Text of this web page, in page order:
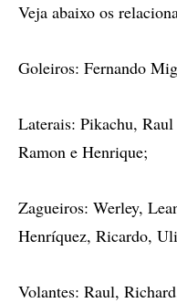
Veja abaixo os
Goleiros: Fernando
Laterais: Pikachu,
Ramon e Henrique;
Zagueiros: Werley,
Henríquez, Ricardo,
Volantes: Raul,